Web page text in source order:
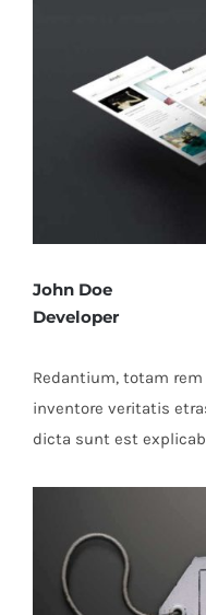
John Doe
Developer
Redantium, totam
inventore veritatis
dicta sunt est